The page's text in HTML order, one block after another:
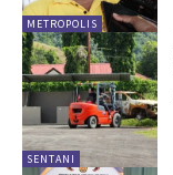
METROPOLIS
SENTANI